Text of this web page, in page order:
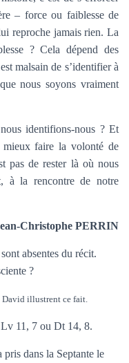
– force ou faiblesse de
reproche jamais rien. La
? Cela dépend des
malsain de s’identifier à
nous soyons vraiment
identifions-nous ? Et
mieux faire la volonté de
pas de rester là où nous
à la rencontre de notre
Christophe PERRIN
absentes du récit.
?
David illustrent ce fait.
11, 7 ou Dt 14, 8.
pris dans la Septante le